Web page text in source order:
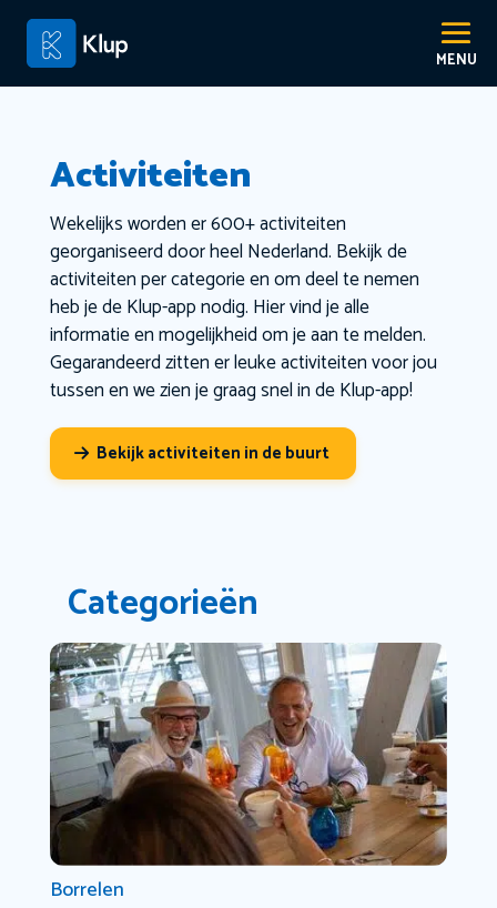
Activiteiten
Wekelijks worden er 600+ activiteiten
georganiseerd door heel Nederland. Bekijk de
activiteiten per categorie en om deel te nemen
heb je de Klup-app nodig. Hier vind je alle
informatie en mogelijkheid om je aan te melden.
Gegarandeerd zitten er leuke activiteiten voor jou
tussen en we zien je graag snel in de Klup-app!
Bekijk activiteiten in de buurt
Categorieën
Borrelen